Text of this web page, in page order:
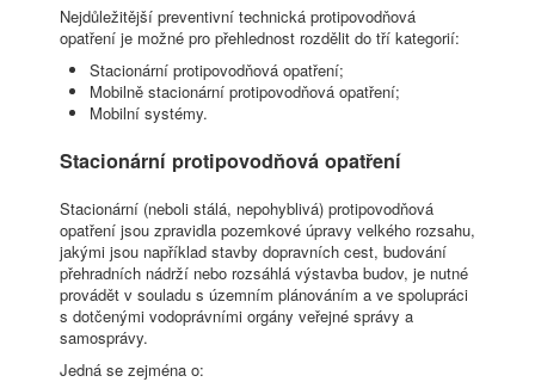
Nejdůležitější preventivní technická protipovodňová
opatření je možné pro přehlednost rozdělit do tří kategorií:
Stacionární protipovodňová opatření;
Mobilně stacionární protipovodňová opatření;
Mobilní systémy.
Stacionární protipovodňová opatření
Stacionární (neboli stálá, nepohyblivá) protipovodňová
opatření jsou zpravidla pozemkové úpravy velkého rozsahu,
jakými jsou například stavby dopravních cest, budování
přehradních nádrží nebo rozsáhlá výstavba budov, je nutné
provádět v souladu s územním plánováním a ve spolupráci
s dotčenými vodoprávními orgány veřejné správy a
samosprávy.
Jedná se zejména o: